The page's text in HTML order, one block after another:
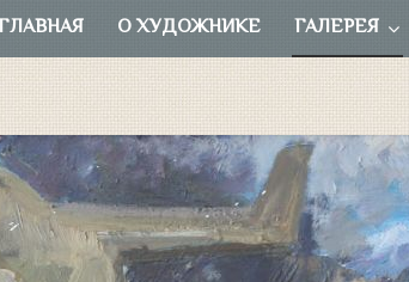
О ХУДОЖНИКЕ ГАЛЕРЕЯ